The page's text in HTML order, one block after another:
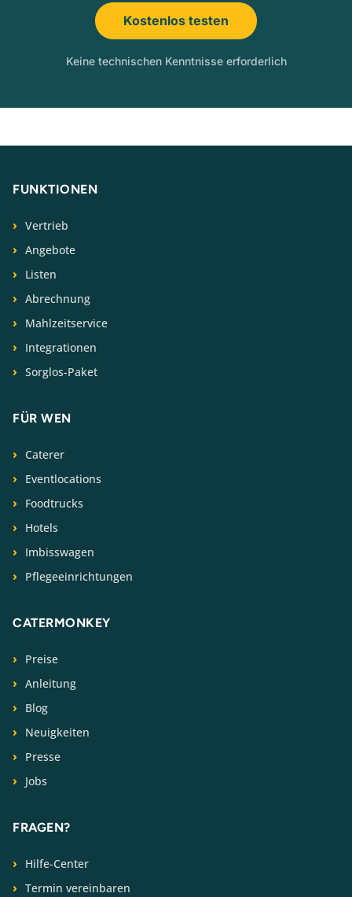
Kostenlos testen
Keine technischen Kenntnisse erforderlich
FUNKTIONEN
Vertrieb
Angebote
Listen
Abrechnung
Mahlzeitservice
Integrationen
Sorglos-Paket
FÜR WEN
Caterer
Eventlocations
Foodtrucks
Hotels
Imbisswagen
Pflegeeinrichtungen
CATERMONKEY
Preise
Anleitung
Blog
Neuigkeiten
Presse
Jobs
FRAGEN?
Hilfe-Center
Termin vereinbaren